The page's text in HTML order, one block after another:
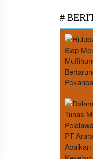
#